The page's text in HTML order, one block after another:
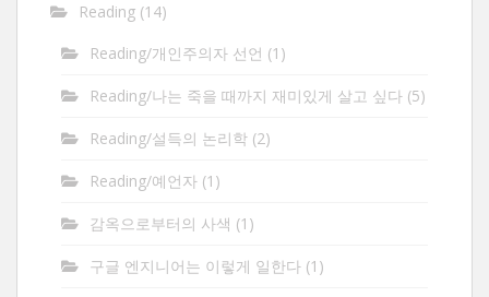
Reading (14)
Reading/개인주의자 선언 (1)
Reading/나는 죽을 때까지 재미있게 살고 싶다 (5)
Reading/설득의 논리학 (2)
Reading/예언자 (1)
감옥으로부터의 사색 (1)
구글 엔지니어는 이렇게 일한다 (1)